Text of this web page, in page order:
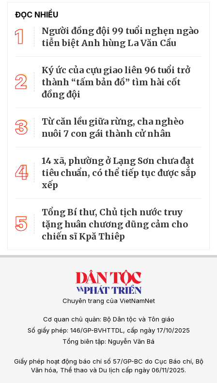
ĐỌC NHIỀU
1
Người đồng đội 99 tuổi nghẹn ngào
tiễn biệt Anh hùng La Văn Cầu
2
Ký ức của cựu giao liên 96 tuổi trở
thành “tấm bản đồ” tìm hài cốt
đồng đội
3
Từ căn lều giữa rừng, cha nghèo
nuôi 7 con gái thành cử nhân
4
14 xã, phường ở Lạng Sơn chưa đạt
tiêu chuẩn, có thể tiếp tục được sắp
xếp
5
Tổng Bí thư, Chủ tịch nước truy
tặng huân chương dũng cảm cho
chiến sĩ Kpă Thiêp
Chuyên trang của VietNamNet
Cơ quan chủ quản: Bộ Dân tộc và Tôn giáo
Số giấy phép: 146/GP-BVHTTDL, cấp ngày 17/10/2025
Tổng biên tập: Nguyễn Văn Bá
Giấy phép hoạt động báo chí số 57/GP-BC do Cục Báo chí, Bộ
Văn hóa, Thể thao và Du lịch cấp ngày 06/11/2025.